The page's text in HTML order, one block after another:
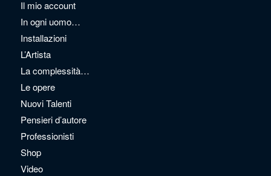
Il mio account
In ogni uomo…
Installazioni
L’Artista
La complessità…
Le opere
Nuovi Talenti
Pensieri d’autore
Professionisti
Shop
Video